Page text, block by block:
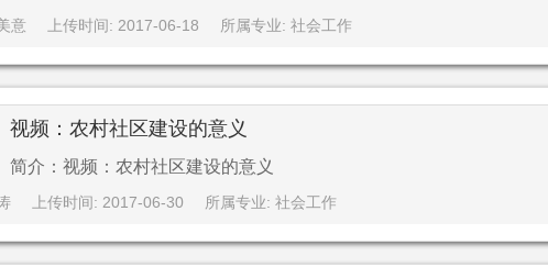
意 上传时间: 2017-06-18 所属专业: 社会工作
视频：农村社区建设的意义
简介：视频：农村社区建设的意义
上传时间: 2017-06-30 所属专业: 社会工作